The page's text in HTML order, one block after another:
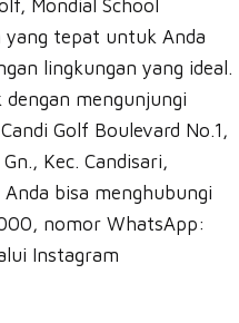
Mondial School
yang tepat untuk Anda
lingkungan yang ideal.
mengunjungi
Golf Boulevard No.1,
Kec. Candisari,
bisa menghubungi
nomor WhatsApp:
Instagram